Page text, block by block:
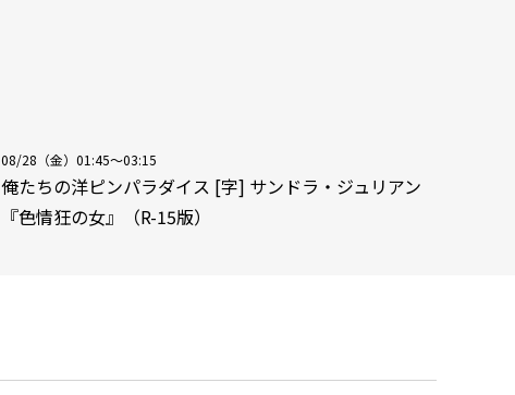
08/28（金）01:45～03:15
俺たちの洋ピンパラダイス [字] サンドラ・ジュリアン
『色情狂の女』（R-15版）